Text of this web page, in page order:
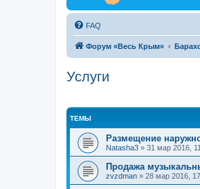
FAQ
Форум «Весь Крым»
Услуги
ТЕМЫ
Размещение
Natasha3 » 31 мар 2016,
Продажа
zvzdman » 28 мар 2016,